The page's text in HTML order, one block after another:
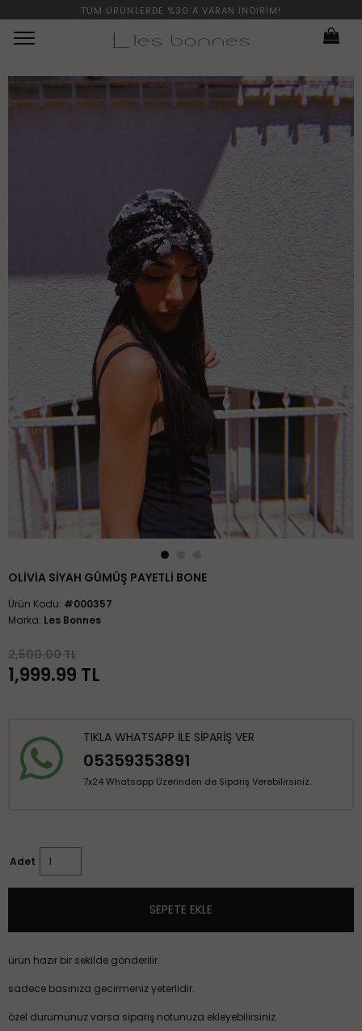
TÜM ÜRÜNLERDE %30'A VARAN İNDİRİM!
Menü
OLİVİA SİYAH GÜMÜŞ PAYETLİ BONE
Ürün Kodu: #000357
Marka: Les Bonnes
2,500.00 TL
1,999.99 TL
TIKLA WHATSAPP İLE SİPARİŞ VER
05359353891
7x24 Whatsapp Üzerinden de Sipariş Verebilirsiniz.
Adet
SEPETE EKLE
ürün hazır bir sekilde gönderilir.
sadece basınıza gecirmeniz yeterlidir.
özel durumunuz varsa sipariş notunuza ekleyebilirsiniz.